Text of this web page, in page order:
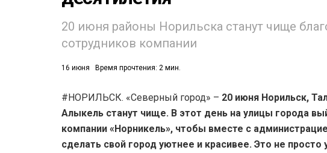
20 июня районы Норильска станут чище
сотрудников компании
16 июня Время прочтения: 2 мин.
#НОРИЛЬСК. «Северный город» – 20 июня Норильск,
Алыкель станут чище. В этот день на улицы города
компании «Норникель», чтобы вместе с
сделать свой город уютнее и красивее. Это не